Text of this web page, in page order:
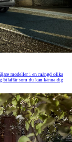
modeller i en mängd olika
bilaffär som du kan känna dig